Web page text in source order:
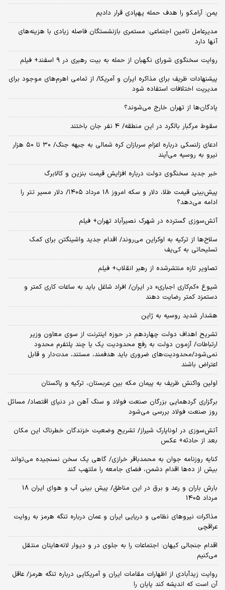
یمن: آرامکو را هدف حمله پهپادی قرار دادیم
مدیرعامل تامین اجتماعی: مستمری بازنشستگان فاصله زیادی با هزینه‌های
آنها دارد
روایت سخنگوی شورای نگهبان از حمله به بیت رهبری در ۹ اسفند+ فیلم
پیشنهادات ظریف برای مذاکره ایران و آمریکا/ از تمامی اهرم‌های موجود برای
مدیریت اختلافات استفاده شود
پادگان‌ها از تهران خارج می‌شوند؟
سقوط مرگبار بالگرد در این منطقه/ 4 نفر جان باختند
ادعای زلنسکی درباره اعزام سربازان کره شمالی به جبهه جنگ/ ۳۰ تا ۵۰ هزار
نیرو به روسیه می‌آیند
خبر جدید سخنگوی دولت درباره افزایش قیمت بنزین و کالابرگ
پیش‌بینی قیمت طلا، دلار و سکه امروز 18 مرداد ۱۴۰۵/ دلار مسیر تتر را
ادامه می‌دهد؟
آتش‌سوزی گسترده در شهرک نصیرآباد تهران+ فیلم
سلاح‌ها از ترکیه به اوکراین می‌روند/ اقدام جدید واشینگتن برای کمک
تسلیحاتی به کی‌یف
تصاویر تازه منتشرشده از رهبر انقلاب+ فیلم
شیوع «کم‌کاری اجباری» در ایران/ افراد شاغل باید به ساعات کاری کمتر و
دستمزد کمتر رضایت دهند
هشدار شدید روسیه به ژاپن
تشریح اهداف دولت چهاردهم در حوزه اینترنت از سوی معاون وزیر
ارتباطات/ آزمون دولت به رفع محدودیت یک یا چند پلتفرم محدود
نمی‌‎شود/محدودیت‌های ضروری باید هدفمند، مستند، مدت‌دار و قابل
اعتراض باشند
اولین واکنش ظریف به پیمان مکه بین عربستان، ترکیه و پاکستان
برگزاری گردهمایی بزرگان صنعت فولاد و سنگ آهن در دنیای اقتصاد/ مسائل
روز صنعت فولاد بررسی می‌شود
آتش‌سوزی در لوناپارک شیراز/ تشریح وضعیت خزندگان خطرناک این مکان
بعد از حادثه+ عکس
کنایه روزنامه جوان به محمدباقر خرازی/ گاهی یک سخن نسنجیده می‌تواند
بیش از ده‌ها اقدام دشمن، فضای جامعه را ملتهب کند
بارش باران و رعد و برق در این مناطق/ پیش بینی آب و هوای ایران 18
مرداد 1405
مذاکرات نیروهای نظامی و دریایی ایران و عمان درباره تنگه هرمز به روایت
عراقچی
اقدام جنجالی کیهان: اجتماعات را به جلوی در و دیوار لانه‌هایتان منتقل
می‌کنیم
روایت زیدآبادی از اظهارات مقامات ایران و آمریکایی درباره تنگه هرمز/ عاقل
آن است که اندیشه کند پایان را